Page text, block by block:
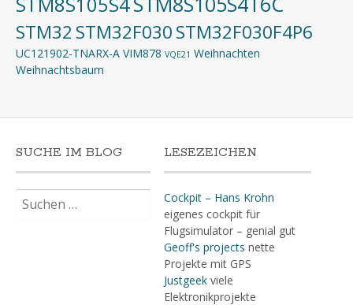
STM32 STM32F030STM32F030F4P6
UC121902-TNARX-A VIM878 VQE21 Weihnachten
Weihnachtsbaum
SUCHE IM BLOG
nach:
LESEZEICHEN
Cockpit – Hans Krohn
eigenes cockpit für
Flugsimulator – genial gut
Geoff's projects nette
Projekte mit GPS
Justgeekviele
Elektronikprojekte